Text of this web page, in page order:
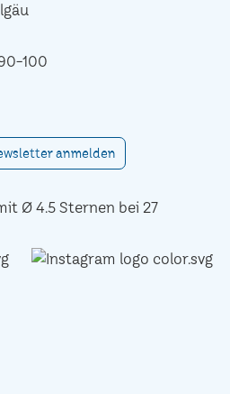
100
anmelden
Ø 4.5 Sternen bei 27